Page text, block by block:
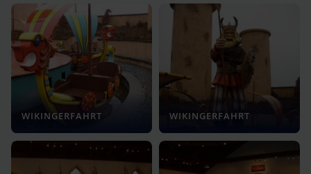
WIKINGERFAHRT WIKINGERFAHRT